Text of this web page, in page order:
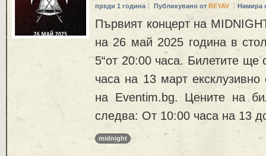
преди 1 година Публикувано от REYAV Намира
Първият концерт на
на 26 май 2025 година в
5“от 20:00 часа. Билетите ще
часа на 13 март
на Eventim.bg. Цените на
следва: От 10:00 часа на 13
midnight